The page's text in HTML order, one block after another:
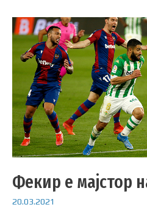
Фекир е мајстор
20.03.2021